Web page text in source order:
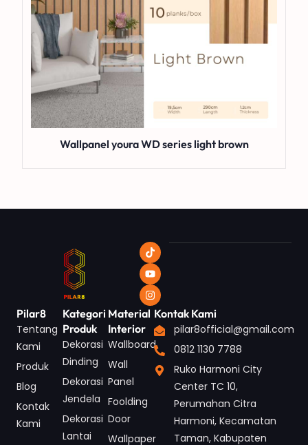
Wallpanel youra WD series light brown
Pilar8
Tentang
Kami
Produk
Blog
Kontak
Kami
Kategori
Produk
Dekorasi
Dinding
Dekorasi
Jendela
Dekorasi
Lantai
Material
Interior
Wallboard
Wall
Panel
Foolding
Door
Wallpaper
Kontak Kami
pilar8official@gmail.com
0812 1130 7788
Ruko Harmoni City
Center TC 10,
Perumahan Citra
Harmoni, Kecamatan
Taman, Kabupaten